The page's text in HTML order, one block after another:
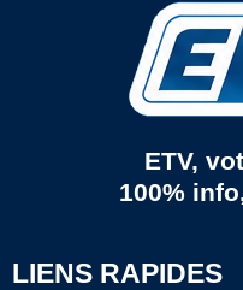
ETV,
100%
LIENS RAPIDES